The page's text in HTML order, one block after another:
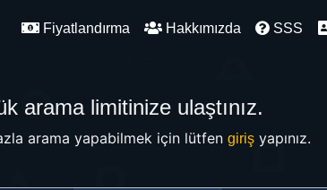
Fiyatlandırma Hakkımızda SSS
arama limitinize ulaştınız.
arama yapabilmek için lütfen girişyapınız.